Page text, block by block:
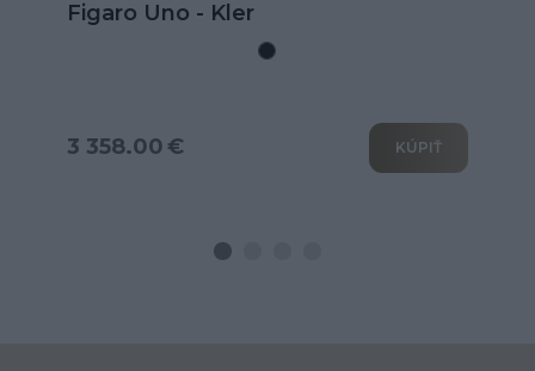
Kožená rohová sedačka Goya s
rozkladom na spanie
3 802.00 € KÚPIŤ